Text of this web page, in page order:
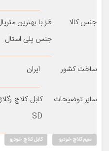
جنس کالا
فلز با بهترین
جنس پلی استال
ساخت کشور ایران
سایر توضیحات
SD
سیم کلاچ خودرو کابل کلاچ خودرو